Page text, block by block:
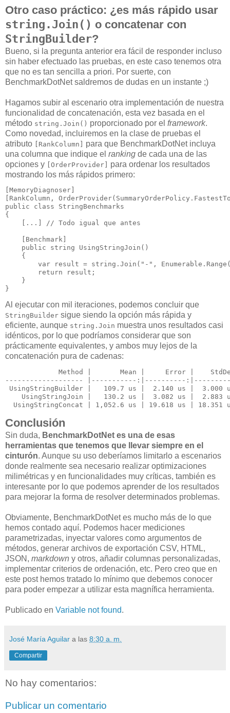
Otro caso práctico: ¿es más rápido usar
string.Join() o concatenar con
StringBuilder?
Bueno, si la pregunta anterior era fácil de responder incluso
sin haber efectuado las pruebas, en este caso tenemos otra
que no es tan sencilla a priori. Por suerte, con
BenchmarkDotNet saldremos de dudas en un instante ;)
Hagamos subir al escenario otra implementación de nuestra
funcionalidad de concatenación, esta vez basada en el
método string.Join() proporcionado por el framework.
Como novedad, incluiremos en la clase de pruebas el
atributo [RankColumn] para que BenchmarkDotNet incluya
una columna que indique el ranking de cada una de las
opciones y [OrderProvider] para ordenar los resultados
mostrando los más rápidos primero:
[MemoryDiagnoser]
public class StringBenchmarks
{
    [...]
// Todo igual que antes
    [Benchmark]
public
string UsingStringJoin ()
    {
var result = string .Join( "-" ,
return result;
    }
}
Al ejecutar con mil iteraciones, podemos concluir que
StringBuilder sigue siendo la opción más rápida y
eficiente, aunque string.Join muestra unos resultados casi
idénticos, por lo que podríamos considerar que son
prácticamente equivalentes, y ambos muy lejos de la
concatenación pura de cadenas:
Method |       Mean |     Error |
- ------------------ |----------- :|----------
UsingStringBuilder |   109.7 us |  2.140 us |
UsingStringJoin |   130.2 us |  3.082 us |  2.883
UsingStringConcat | 1,052.6 us | 19.618 us | 18.351
Conclusión
Sin duda, BenchmarkDotNet es una de esas
herramientas que tenemos que llevar siempre en el
cinturón. Aunque su uso deberíamos limitarlo a escenarios
donde realmente sea necesario realizar optimizaciones
milimétricas y en funcionalidades muy críticas, también es
interesante por lo que podemos aprender de los resultados
para mejorar la forma de resolver determinados problemas.
Obviamente, BenchmarkDotNet es mucho más de lo que
hemos contado aquí. Podemos hacer mediciones
parametrizadas, inyectar valores como argumentos de
métodos, generar archivos de exportación CSV, HTML,
JSON, markdown y otros, añadir columnas personalizadas,
implementar criterios de ordenación, etc. Pero creo que en
este post hemos tratado lo mínimo que debemos conocer
para poder empezar a utilizar esta magnífica herramienta.
Publicado en Variable not found.
José María Aguilar a las 8:30 a. m.
Compartir
No hay comentarios:
Publicar un comentario